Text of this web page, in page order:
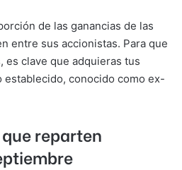
de las ganancias de las
entre sus accionistas. Para que
es clave que adquieras tus
establecido, conocido como ex-
que reparten